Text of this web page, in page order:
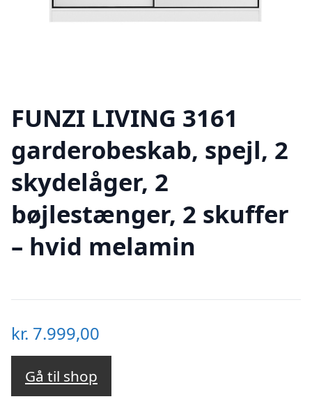
FUNZI LIVING 3161
garderobeskab, spejl, 2
skydelåger, 2
bøjlestænger, 2 skuffer
– hvid melamin
kr. 7.999,00
Gå til shop